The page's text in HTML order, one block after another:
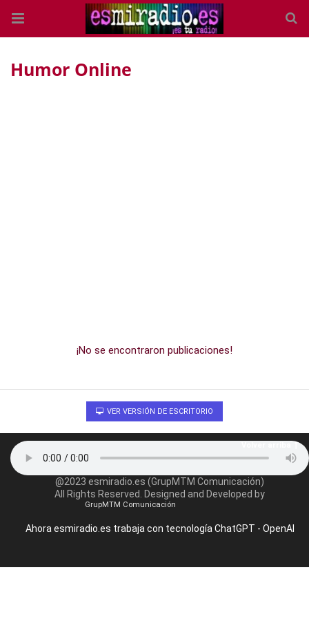
Humor Online
¡No se encontraron publicaciones!
VER VERSIÓN DE ESCRITORIO
@2023 esmiradio.es (GrupMTM Comunicación)
All Rights Reserved. Designed and Developed by
GrupMTM Comunicación
Ahora esmiradio.es trabaja con tecnología ChatGPT - OpenAI